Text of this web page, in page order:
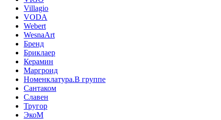
Villagio
VODA
Webert
WesnaArt
Бренд
Бриклаер
Керамин
Маргроид
Номенклатура.В группе
Сантаком
Славен
Тругор
ЭкоМ